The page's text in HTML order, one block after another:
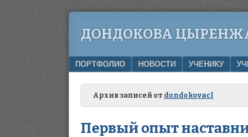
ДОНДОКОВА
Menu
SKIP TO CONTENT
ПОРТФОЛИО НОВОСТИ УЧЕНИКУ
Архив записей от dondokovacl
Первый опыт